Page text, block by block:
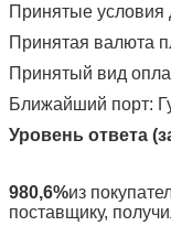
Принятые условия
Принятая валюта
Принятый вид
Ближайший порт:
Уровень ответа
980,6%из
поставщику,